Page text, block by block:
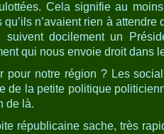
Cela signifie au
n’avaient rien à
suivent docilement un
qui nous envoie droit dans
pour notre région ? Les
de la petite politique
de là.
républicaine sache, très